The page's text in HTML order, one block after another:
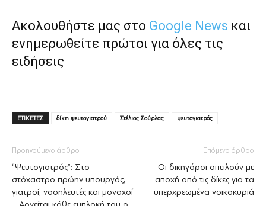
Ακολουθήστε μας στο Google News και
ενημερωθείτε πρώτοι για όλες τις
ειδήσεις
ΕΤΙΚΕΤΕΣ δίκη ψευτογιατρού Στέλιος Σούρλας ψευτογιατρός
Προηγούμενο άρθρο
“Ψευτογιατρός”: Στο
στόχαστρο πρώην υπουργός,
γιατροί, νοσηλευτές και μοναχοί
Επόμενο άρθρο
Οι δικηγόροι απειλούν με
αποχή από τις δίκες για τα
υπερχρεωμένα νοικοκυριά